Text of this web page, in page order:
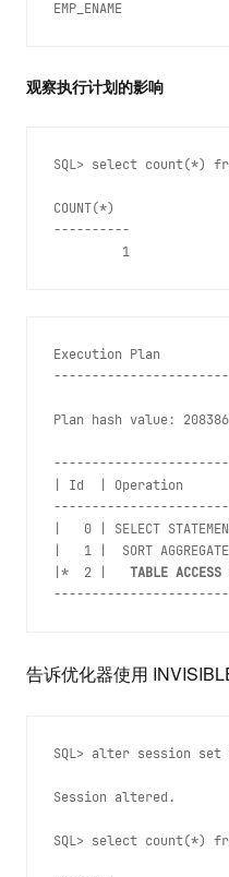
观察执行计划的影响
SQL> select count(*)
COUNT(*)
----------
         1
Execution Plan
Plan hash value:
| Id  | Operation
|   0 | SELECT
|   1 |  SORT
|*  2 | TABLE ACCESS
告诉优化器使用
SQL> alter session set
Session altered.
SQL> select count(*)